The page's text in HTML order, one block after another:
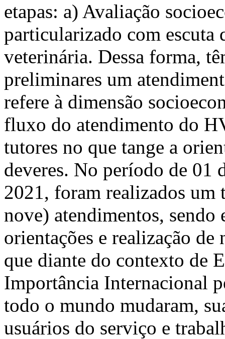
etapas: a) Avaliação
particularizado com
veterinária. Dessa forma,
preliminares um
refere à dimensão
fluxo do atendimento do
tutores no que tange a
deveres. No período de 01
2021, foram realizados um
nove) atendimentos, sendo
orientações e realização de
que diante do contexto de
Importância Internacional
todo o mundo mudaram,
usuários do serviço e